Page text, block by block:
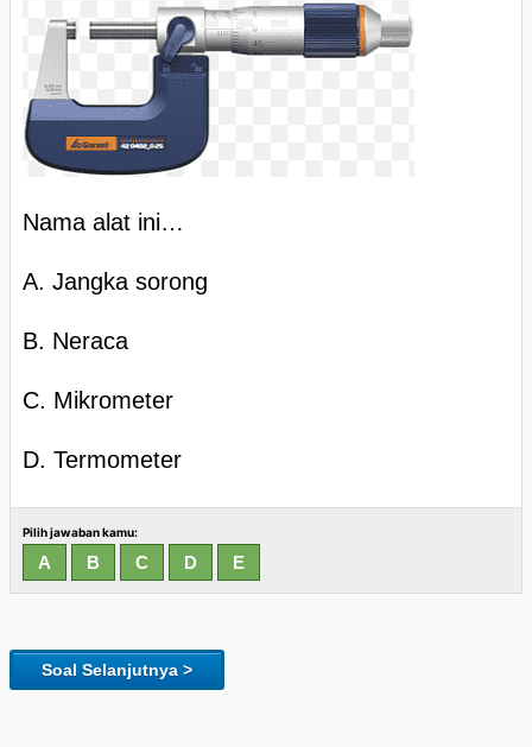
Nama alat ini…
A. Jangka sorong
B. Neraca
C. Mikrometer
D. Termometer
Pilih jawaban kamu:
Soal Selanjutnya >